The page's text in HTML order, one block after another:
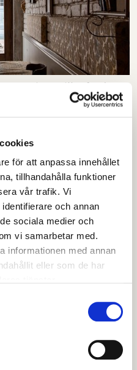
för att anpassa innehållet
tillhandahålla funktioner
vår trafik. Vi
och annan
sociala medier och
vi samarbetar med.
informationen med annan
eller som de har
visar att han eller
samt
är lämplig att
att verksamheten
med de krav
ett prov visa att
ska omfatta ett